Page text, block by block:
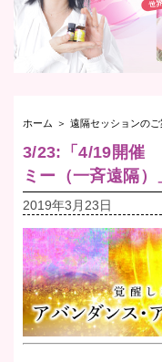
ホーム ＞ 遠隔セッションのご
3/23:「4/19開催
ミー（一斉遠隔
2019年3月23日